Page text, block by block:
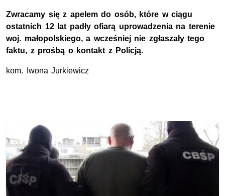
Zwracamy się z apelem do osób, które w ciągu
ostatnich 12 lat padły ofiarą uprowadzenia na terenie
woj. małopolskiego, a wcześniej nie zgłaszały tego
faktu, z prośbą o kontakt z Policją.
kom. Iwona Jurkiewicz